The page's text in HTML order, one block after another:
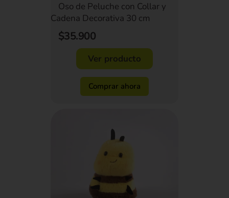
Oso de Peluche con Collar y
Cadena Decorativa 30 cm
$35.900
Ver producto
Comprar ahora